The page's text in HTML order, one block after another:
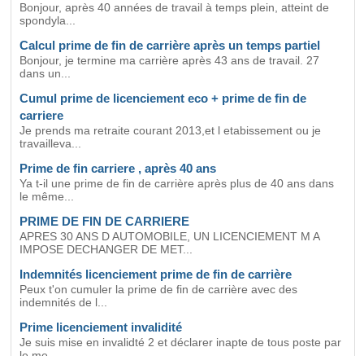
Bonjour, après 40 années de travail à temps plein, atteint de
spondyla...
Calcul prime de fin de carrière après un temps partiel
Bonjour, je termine ma carrière après 43 ans de travail. 27
dans un...
Cumul prime de licenciement eco + prime de fin de
carriere
Je prends ma retraite courant 2013,et l etabissement ou je
travailleva...
Prime de fin carriere , après 40 ans
Ya t-il une prime de fin de carrière après plus de 40 ans dans
le même...
PRIME DE FIN DE CARRIERE
APRES 30 ANS D AUTOMOBILE, UN LICENCIEMENT M A
IMPOSE DECHANGER DE MET...
Indemnités licenciement prime de fin de carrière
Peux t'on cumuler la prime de fin de carrière avec des
indemnités de l...
Prime licenciement invalidité
Je suis mise en invalidté 2 et déclarer inapte de tous poste par